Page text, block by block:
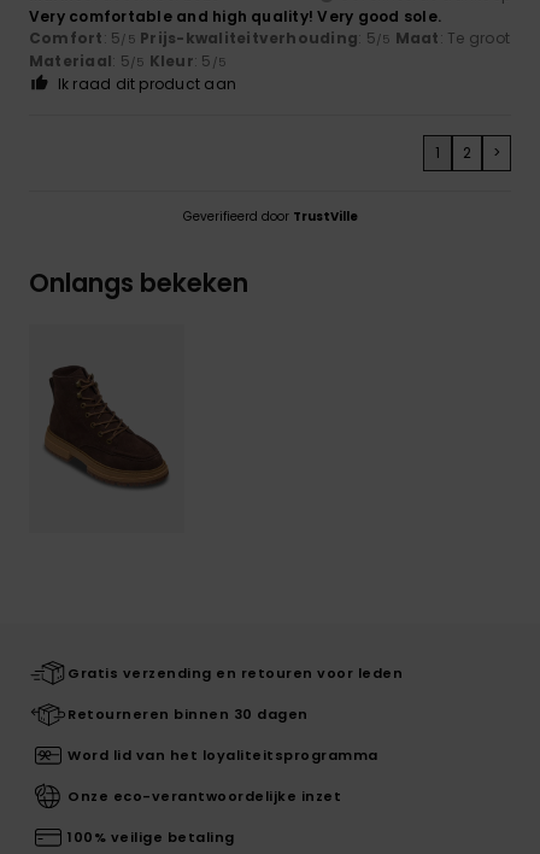
Very comfortable and high quality! Very good sole.
Comfort: 5/5 Prijs-kwaliteitverhouding: 5/5 Maat: Te groot
Materiaal: 5/5 Kleur: 5 /5
Ik raad dit product aan
1 2 >
Geverifieerd door TrustVille
Onlangs bekeken
Gratis verzending en retouren voor leden
Retourneren binnen 30 dagen
Word lid van het loyaliteitsprogramma
Onze eco-verantwoordelijke inzet
100% veilige betaling